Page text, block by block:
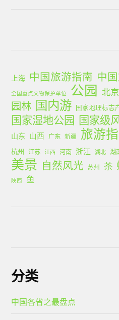
上海 中国旅游指南 中
全国重点文物保护单位 公园 北京
园林 国内游 国家地理标志
国家湿地公园 国家级
山东 山西 广东 新疆 旅游
杭州 江苏 江西 河南 浙江 湖北 湖
美景 自然风光 苏州 茶
陕西 鱼
分类
中国各省之最盘点